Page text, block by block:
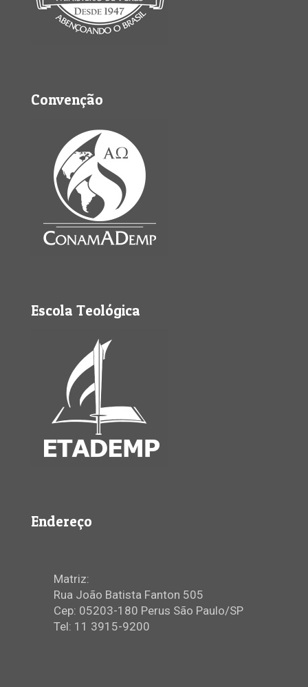
Convenção
Escola Teológica
Endereço
Matriz:
Rua João Batista Fanton 505
Cep: 05203-180 Perus São Paulo/SP
Tel: 11 3915-9200